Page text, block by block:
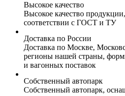
Высокое качество
Высокое качество
соответствии с ГОСТ и ТУ
Доставка по России
Доставка по Москве,
регионы нашей страны,
и вагонных поставок
Собственный автопарк
Собственный автопарк,